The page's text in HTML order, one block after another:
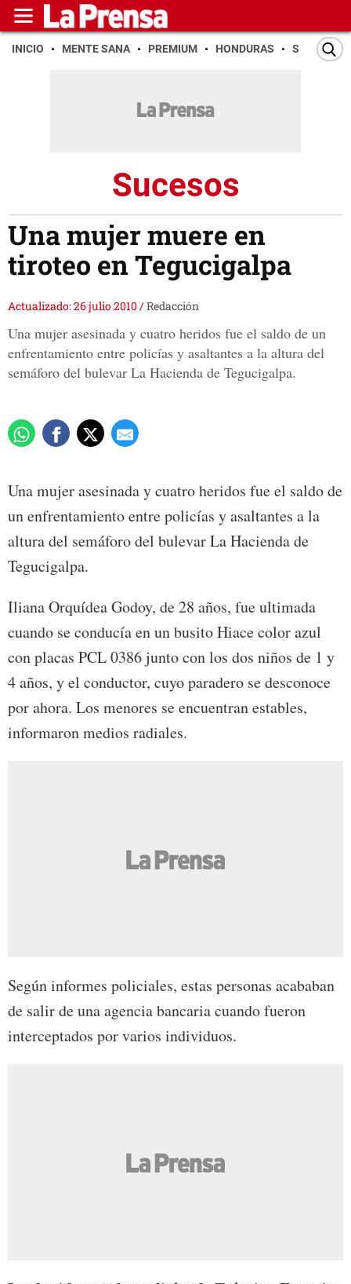
INICIO MENTE SANA PREMIUM HONDURAS SAN PEDRO
Sucesos
Una mujer muere en
tiroteo en Tegucigalpa
Actualizado: 26 julio 2010/Redacción
Una mujer asesinada y cuatro heridos fue el saldo de un
enfrentamiento entre policías y asaltantes a la altura del
semáforo del bulevar La Hacienda de Tegucigalpa.
Una mujer asesinada y cuatro heridos fue el saldo de
un enfrentamiento entre policías y asaltantes a la
altura del semáforo del bulevar La Hacienda de
Tegucigalpa.
Iliana Orquídea Godoy, de 28 años, fue ultimada
cuando se conducía en un busito Hiace color azul
con placas PCL 0386 junto con los dos niños de 1 y
4 años, y el conductor, cuyo paradero se desconoce
por ahora. Los menores se encuentran estables,
informaron medios radiales.
Según informes policiales, estas personas acababan
de salir de una agencia bancaria cuando fueron
interceptados por varios individuos.